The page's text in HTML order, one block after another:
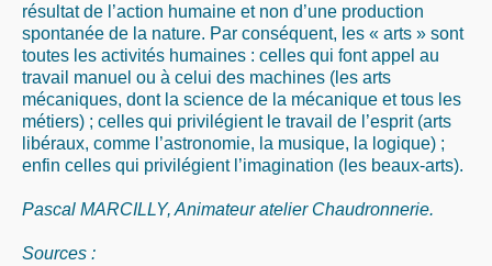
résultat de l’action humaine et non d’une production
spontanée de la nature. Par conséquent, les « arts » sont
toutes les activités humaines : celles qui font appel au
travail manuel ou à celui des machines (les arts
mécaniques, dont la science de la mécanique et tous les
métiers) ; celles qui privilégient le travail de l’esprit (arts
libéraux, comme l’astronomie, la musique, la logique) ;
enfin celles qui privilégient l’imagination (les beaux-arts).
Pascal MARCILLY, Animateur atelier Chaudronnerie.
Sources :